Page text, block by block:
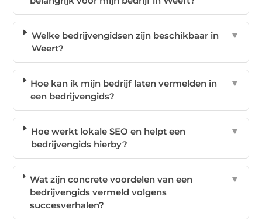
Welke bedrijvengidsen zijn beschikbaar in
Weert?
▼
Hoe kan ik mijn bedrijf laten vermelden in
een bedrijvengids?
▼
Hoe werkt lokale SEO en helpt een
bedrijvengids hierby?
▼
Wat zijn concrete voordelen van een
bedrijvengids vermeld volgens
succesverhalen?
▼